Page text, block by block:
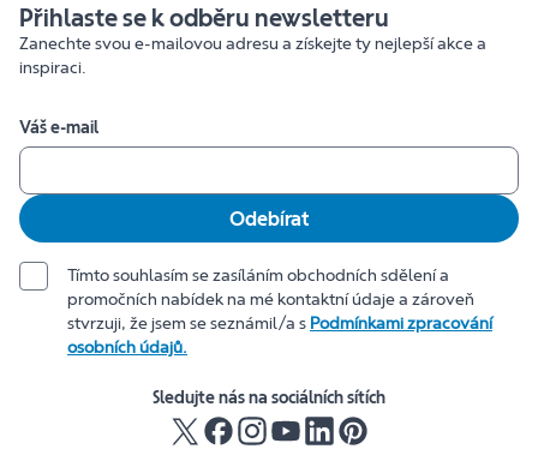
Přihlaste se k odběru newsletteru
Zanechte svou e-mailovou adresu a získejte ty nejlepší akce a
inspiraci.
Váš e-mail
Odebírat
Tímto souhlasím se zasíláním obchodních sdělení a
promočních nabídek na mé kontaktní údaje a zároveň
stvrzuji, že jsem se seznámil/a s Podmínkami zpracování
osobních údajů.
Sledujte nás na sociálních sítích